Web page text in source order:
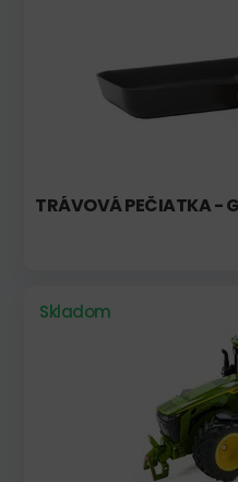
TRÁVOVÁ PEČIATKA -
Skladom